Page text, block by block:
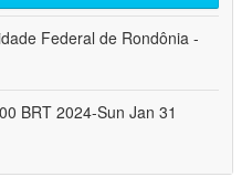
Federal de Rondônia -
BRT 2024-Sun Jan 31